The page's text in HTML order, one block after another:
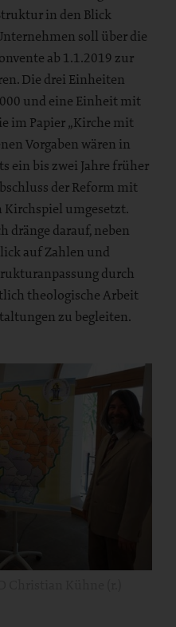
in den Blick
soll über die
ab 1.1.2019 zur
Die drei Einheiten
und eine Einheit mit
im Papier „Kirche mit
Vorgaben wären in
ein bis zwei Jahre früher
der Reform mit
umgesetzt.
dränge darauf, neben
auf Zahlen und
durch
theologische Arbeit
zu begleiten.